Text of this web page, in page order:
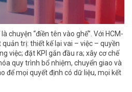
chuyện “điền tên vào ghế”. Với HCM-
trị: thiết kế lại vai – việc – quyền
việc; đặt KPI gắn đầu ra; xây cơ chế
quy trình bổ nhiệm, chuyển giao và
để mọi quyết định có dữ liệu, mọi kết